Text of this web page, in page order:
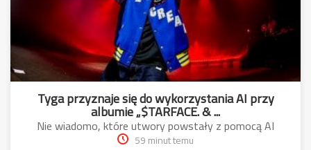
Tyga przyznaje się do wykorzystania AI przy
albumie „$TARFACE. & ...
Nie wiadomo, które utwory powstały z pomocą AI
59 minut temu